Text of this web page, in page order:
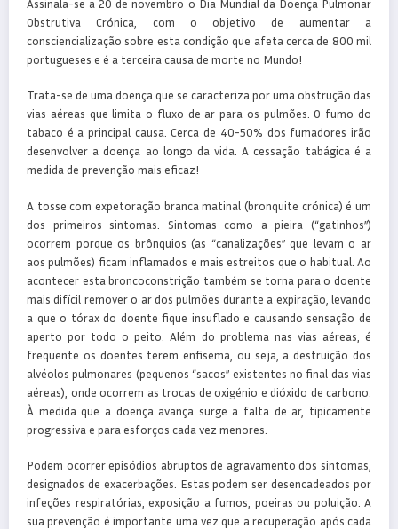
Assinala-se a 20 de novembro o Dia Mundial da Doença Pulmonar
Obstrutiva Crónica, com o objetivo de aumentar a
consciencialização sobre esta condição que afeta cerca de 800 mil
portugueses e é a terceira causa de morte no Mundo!
Trata-se de uma doença que se caracteriza por uma obstrução das
vias aéreas que limita o fluxo de ar para os pulmões. O fumo do
tabaco é a principal causa. Cerca de 40-50% dos fumadores irão
desenvolver a doença ao longo da vida. A cessação tabágica é a
medida de prevenção mais eficaz!
A tosse com expetoração branca matinal (bronquite crónica) é um
dos primeiros sintomas. Sintomas como a pieira (“gatinhos”)
ocorrem porque os brônquios (as “canalizações” que levam o ar
aos pulmões) ficam inflamados e mais estreitos que o habitual. Ao
acontecer esta broncoconstrição também se torna para o doente
mais difícil remover o ar dos pulmões durante a expiração, levando
a que o tórax do doente fique insuflado e causando sensação de
aperto por todo o peito. Além do problema nas vias aéreas, é
frequente os doentes terem enfisema, ou seja, a destruição dos
alvéolos pulmonares (pequenos “sacos” existentes no final das vias
aéreas), onde ocorrem as trocas de oxigénio e dióxido de carbono.
À medida que a doença avança surge a falta de ar, tipicamente
progressiva e para esforços cada vez menores.
Podem ocorrer episódios abruptos de agravamento dos sintomas,
designados de exacerbações. Estas podem ser desencadeados por
infeções respiratórias, exposição a fumos, poeiras ou poluição. A
sua prevenção é importante uma vez que a recuperação após cada